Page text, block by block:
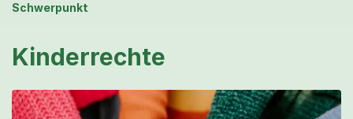
Schwerpunkt
Kinderrechte